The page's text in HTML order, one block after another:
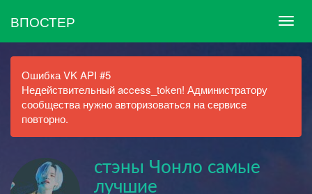
ВПОСТЕР
Ошибка VK API #5
Недействительный access_token! Администратору
сообщества нужно авторизоваться на сервисе
повторно.
стэны Чонло самые
лучшие